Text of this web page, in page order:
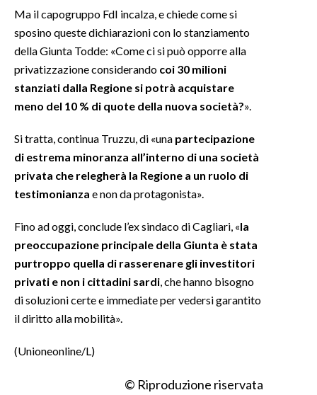
Ma il capogruppo FdI incalza, e chiede come si
sposino queste dichiarazioni con lo stanziamento
della Giunta Todde: «Come ci si può opporre alla
privatizzazione considerando coi 30 milioni
stanziati dalla Regione si potrà acquistare
meno del 10 % di quote della nuova società?».
Si tratta, continua Truzzu, di «una partecipazione
di estrema minoranza all’interno di una società
privata che relegherà la Regione a un ruolo di
testimonianza e non da protagonista».
Fino ad oggi, conclude l’ex sindaco di Cagliari, «la
preoccupazione principale della Giunta è stata
purtroppo quella di rasserenare gli investitori
privati e non i cittadini sardi , che hanno bisogno
di soluzioni certe e immediate per vedersi garantito
il diritto alla mobilità».
(Unioneonline/L)
© Riproduzione riservata